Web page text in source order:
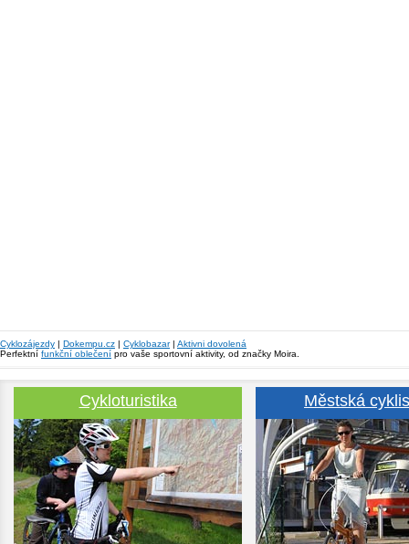
Cyklozájezdy | Dokempu.cz | Cyklobazar| Aktivni dovolená
Perfektní funkční oblečení pro vaše sportovní aktivity, od značky Moira.
Cykloturistika Městská